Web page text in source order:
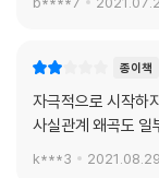
순간은 언제나 ‘지금’
만 지금 사지 않으면
을 읽는 이 순간부터
종이책
자극적으로 시작하
사실관계 왜곡도 일
k***3